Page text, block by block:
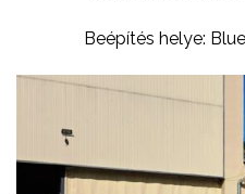
Beépítés helye: